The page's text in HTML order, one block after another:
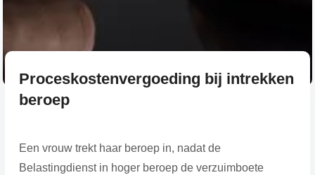
Proceskostenvergoeding bij intrekken
beroep
Een vrouw trekt haar beroep in, nadat de
Belastingdienst in hoger beroep de verzuimboete